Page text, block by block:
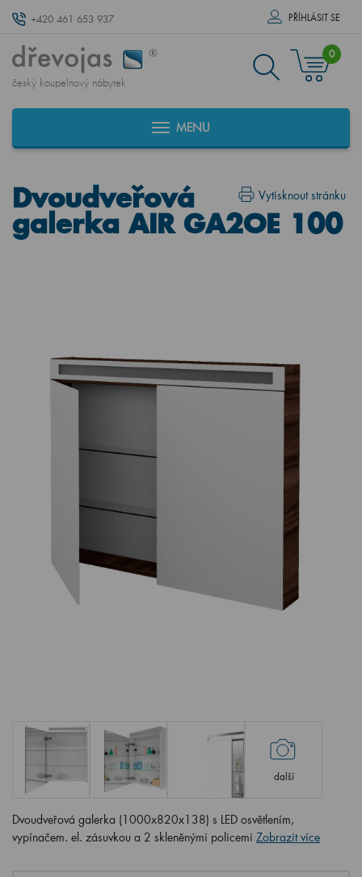
+420 461 653 937 PŘÍHLÁSIT SE
český koupelnový nábytek
0
MENU
Vytisknout stránku
Dvoudveřová
galerka AIR GA2OE 100
další
Dvoudveřová galerka (1000x820x138) s LED osvětlením,
vypínačem. el. zásuvkou a 2 skleněnými policemi Zobrazit více